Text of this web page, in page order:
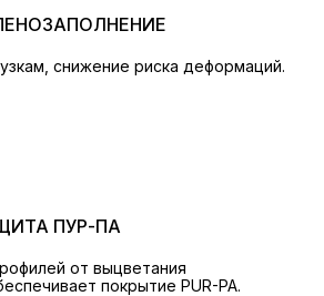
снижение риска деформаций.
ПУР-ПА
от выцветания
покрытие PUR-PA.